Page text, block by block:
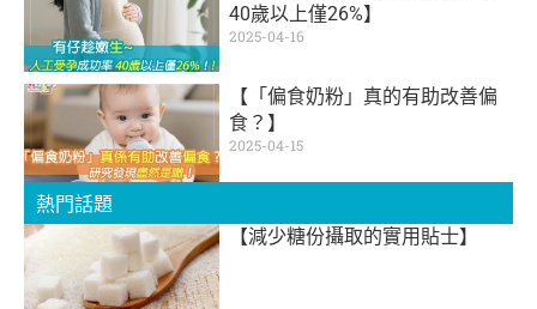
40歲以上僅26%】
2025-04-16
【「偏食奶粉」真的有助改善偏
食？】
2025-04-15
熱門話題
【減少糖份攝取的實用貼士】